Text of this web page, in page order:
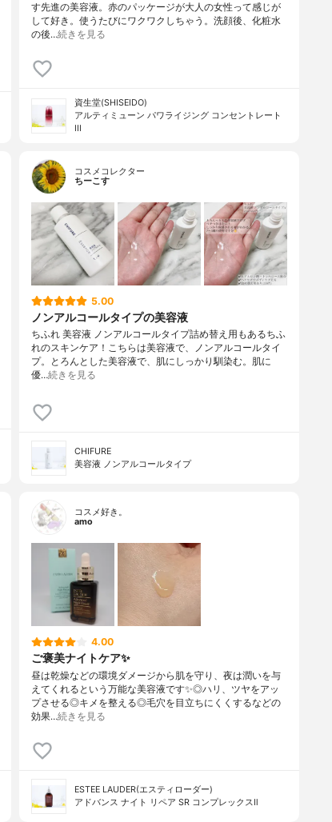
す先進の美容液。赤のパッケージが大人の女性って感じが
して好き。使うたびにワクワクしちゃう。洗顔後、化粧水
の後…続きを見る
資生堂(SHISEIDO)
アルティミューン パワライジング コンセントレート
III
コスメコレクター
ちーこす
5.00
ノンアルコールタイプの美容液
ちふれ 美容液 ノンアルコールタイプ詰め替え用もあるちふ
れのスキンケア！こちらは美容液で、ノンアルコールタイ
プ。とろんとした美容液で、肌にしっかり馴染む。肌に
優…続きを見る
CHIFURE
美容液 ノンアルコールタイプ
コスメ好き。
amo
4.00
ご褒美ナイトケア✨
昼は乾燥などの環境ダメージから肌を守り、夜は潤いを与
えてくれるという万能な美容液です✨◎ハリ、ツヤをアッ
プさせる◎キメを整える◎毛穴を目立ちにくくするなどの
効果…続きを見る
ESTEE LAUDER(エスティローダー)
アドバンス ナイト リペア SR コンプレックスⅡ